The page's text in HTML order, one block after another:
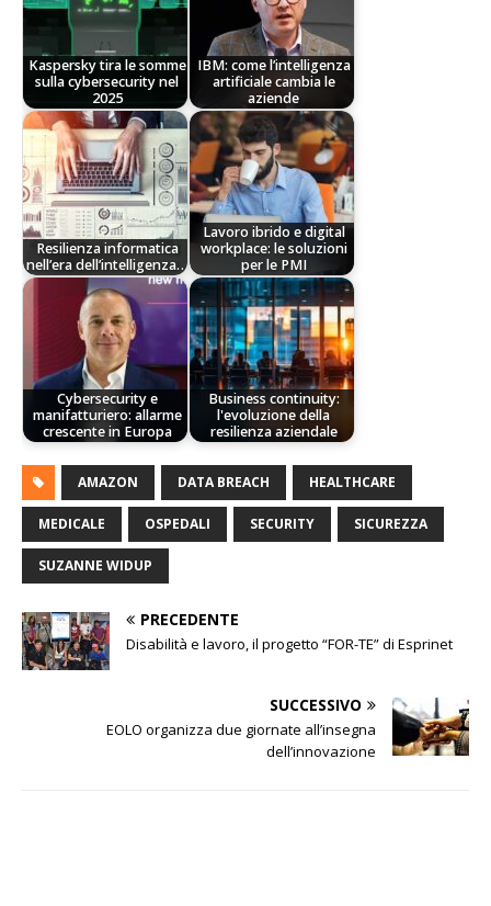
Kaspersky tira le somme
sulla cybersecurity nel
2025
IBM: come l’intelligenza
artificiale cambia le
aziende
Resilienza informatica
nell’era dell’intelligenza…
Lavoro ibrido e digital
workplace: le soluzioni
per le PMI
Cybersecurity e
manifatturiero: allarme
crescente in Europa
Business continuity:
l'evoluzione della
resilienza aziendale
AMAZON DATA BREACH HEALTHCARE
MEDICALE OSPEDALI SECURITY SICUREZZA
SUZANNE WIDUP
PRECEDENTE
Disabilità e lavoro, il progetto “FOR-TE” di Esprinet
SUCCESSIVO
EOLO organizza due giornate all’insegna
dell’innovazione